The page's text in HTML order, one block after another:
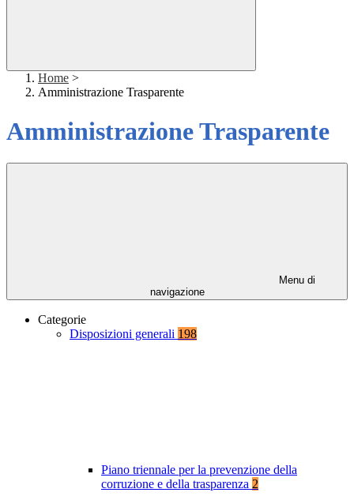
Home >
Amministrazione Trasparente
Amministrazione Trasparente
Menu di
navigazione
Categorie
Disposizioni generali 198
Piano triennale per la prevenzione della
corruzione e della trasparenza 2